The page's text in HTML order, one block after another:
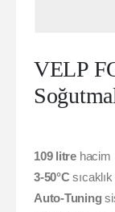
VELP
109 litre hacim
3-50°C sıcaklık
Auto-Tuning